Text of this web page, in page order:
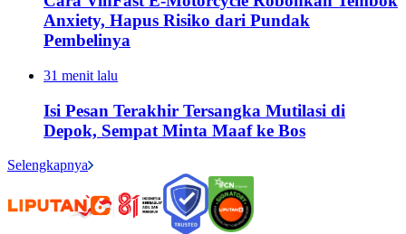
Anxiety, Hapus Risiko dari Pundak
Pembelinya
31 menit lalu
Isi Pesan Terakhir Tersangka Mutilasi di
Depok, Sempat Minta Maaf ke Bos
Selengkapnya